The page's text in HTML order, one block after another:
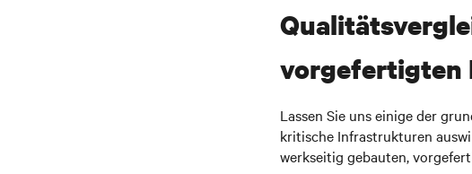
vorgefertigten
Lassen Sie uns einige der
kritische Infrastrukturen
werkseitig gebauten,